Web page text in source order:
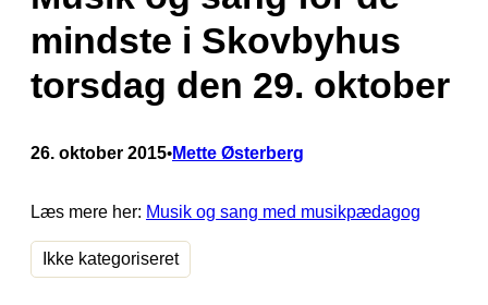
mindste i Skovbyhus
torsdag den 29. oktober
26. oktober 2015•Mette Østerberg
Læs mere her: Musik og sang med musikpædagog
Ikke kategoriseret